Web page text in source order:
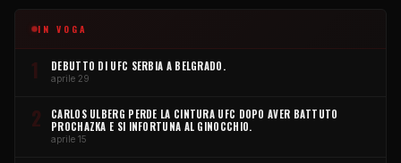
IN VOGA
1 DEBUTTO DI UFC SERBIA A BELGRADO.
aprile 29
2
CARLOS ULBERG PERDE LA CINTURA UFC DOPO AVER BATTUTO
PROCHAZKA E SI INFORTUNA AL GINOCCHIO.
aprile 15